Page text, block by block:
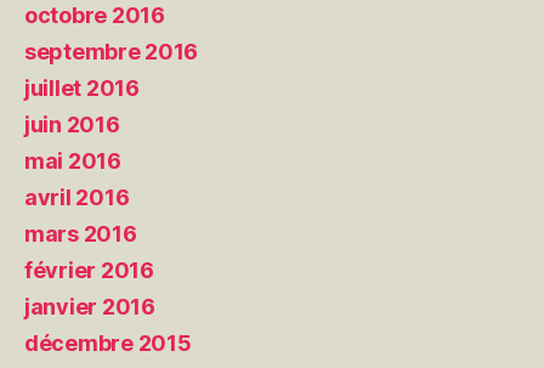
octobre 2016
septembre 2016
juillet 2016
juin 2016
mai 2016
avril 2016
mars 2016
février 2016
janvier 2016
décembre 2015